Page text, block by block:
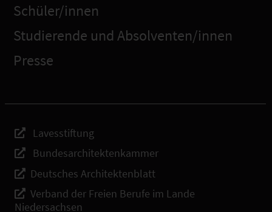
Schüler/innen
Studierende und Absolventen/innen
Presse
Lavesstiftung
Bundesarchitektenkammer
Deutsches Architektenblatt
Verband der Freien Berufe im Lande
Niedersachsen